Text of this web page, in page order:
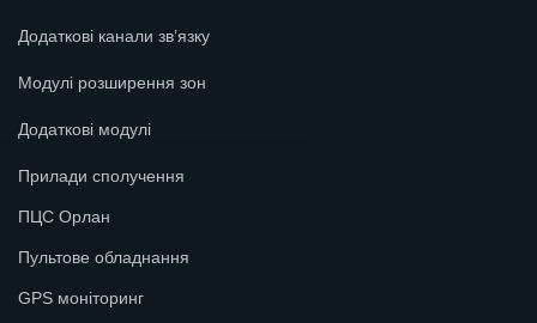
Додаткові канали зв’язку
Модулі розширення зон
Додаткові модулі
Прилади сполучення
ПЦС Орлан
Пультове обладнання
GPS моніторинг